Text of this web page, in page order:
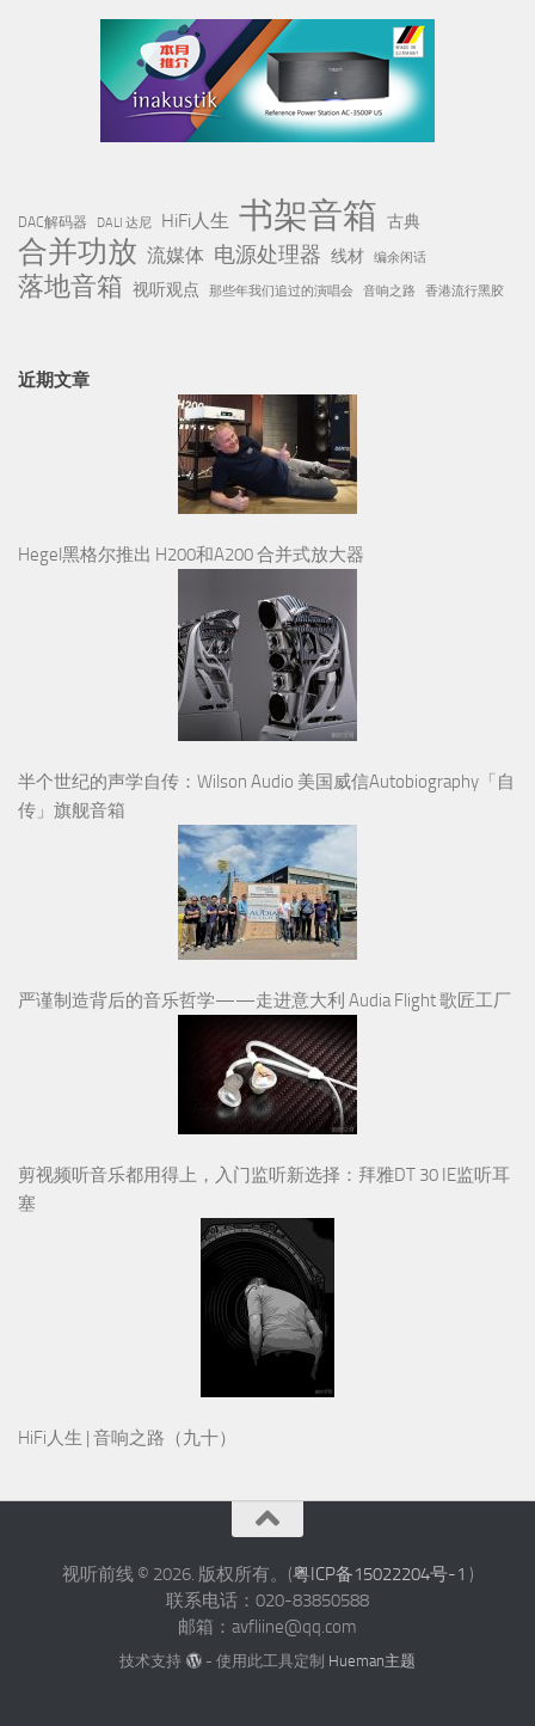
DALI 达尼 HiFi人生 书架音箱 古典
合并功放 流媒体 电源处理器 线材 编余闲话
近期文章
Hegel黑格尔推出 H200和A200 合并式放大器
半个世纪的声学自传：Wilson Audio 美国威信Autobiography「自
严谨制造背后的音乐哲学——走进意大利 Audia Flight 歌匠工厂
剪视频听音乐都用得上，入门监听新选择：拜雅DT 30 IE监听耳
HiFi人生 | 音响之路（九十）
视听前线 © 2026. 版权所有。(
邮箱：avfliine@qq.com
- 使用此工具定制